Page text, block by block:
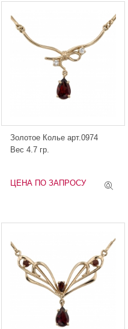
Золотое Колье арт.0974
Вес 4.7 гр.
ЦЕНА ПО ЗАПРОСУ